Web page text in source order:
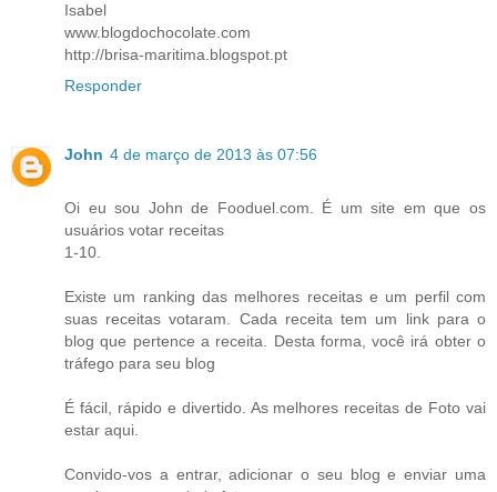
Isabel
www.blogdochocolate.com
http://brisa-maritima.blogspot.pt
Responder
John 4 de março de 2013 às 07:56
Oi eu sou John de Fooduel.com. É um site em que os
usuários votar receitas
1-10.
Existe um ranking das melhores receitas e um perfil com
suas receitas votaram. Cada receita tem um link para o
blog que pertence a receita. Desta forma, você irá obter o
tráfego para seu blog
É fácil, rápido e divertido. As melhores receitas de Foto vai
estar aqui.
Convido-vos a entrar, adicionar o seu blog e enviar uma